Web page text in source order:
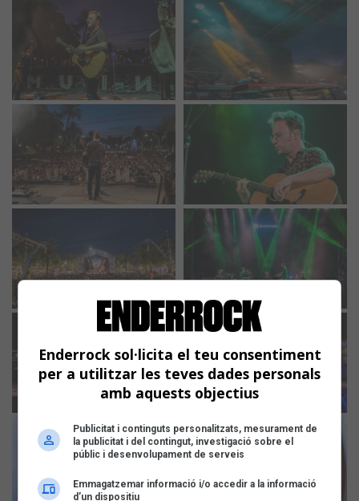
Enderrock sol·licita el teu consentiment
per a utilitzar les teves dades personals
amb aquests objectius
Publicitat i continguts personalitzats, mesurament de
la publicitat i del contingut, investigació sobre el
públic i desenvolupament de serveis
Emmagatzemar informació i/o accedir a la informació
d’un dispositiu